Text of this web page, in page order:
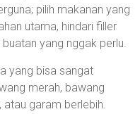
pilih makanan yang
utama, hindari filler
yang nggak perlu.
yang bisa sangat
merah, bawang
atau garam berlebih.